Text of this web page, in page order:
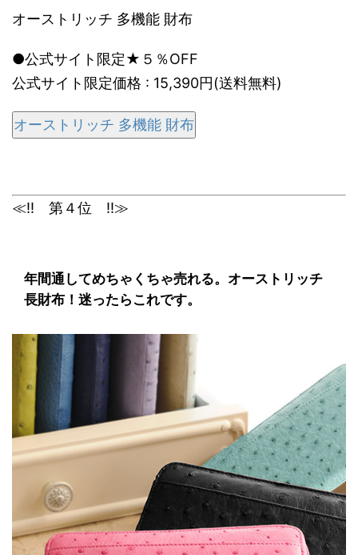
オーストリッチ 多機能 財布
●公式サイト限定★５％OFF
公式サイト限定価格 : 15,390円(送料無料)
オーストリッチ 多機能 財布
≪!! 第４位 !!≫
年間通してめちゃくちゃ売れる。オーストリッチ
長財布！迷ったらこれです。